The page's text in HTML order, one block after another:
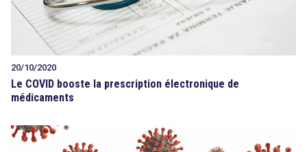
20/10/2020
Le COVID booste la prescription électronique de
médicaments